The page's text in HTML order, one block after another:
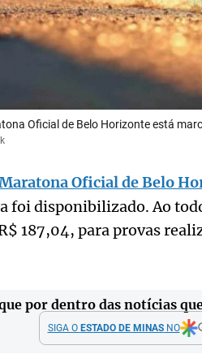
Oficial de Belo Horizonte está
Oficial de Belo
foi disponibilizado. Ao
187,04, para provas
por dentro das notícias
SIGA O ESTADO DE MINASNO